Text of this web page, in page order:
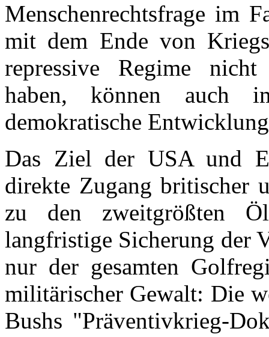
Menschenrechtsfrage im
mit dem Ende von
repressive Regime nicht
haben, können auch
demokratische
Das Ziel der USA und
direkte Zugang britischer
zu den zweitgrößten
langfristige Sicherung der
nur der gesamten
militärischer Gewalt: Die
Bushs "Präventivkrieg-